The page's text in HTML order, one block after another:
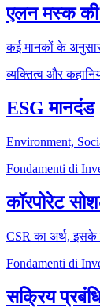
एलन मस्क की
कई मानकों के
व्यक्तित्व और
ESG मानदंड
Environment,
Fondamenti di
कॉरपोरेट
CSR का अर्थ,
Fondamenti di
सक्रिय